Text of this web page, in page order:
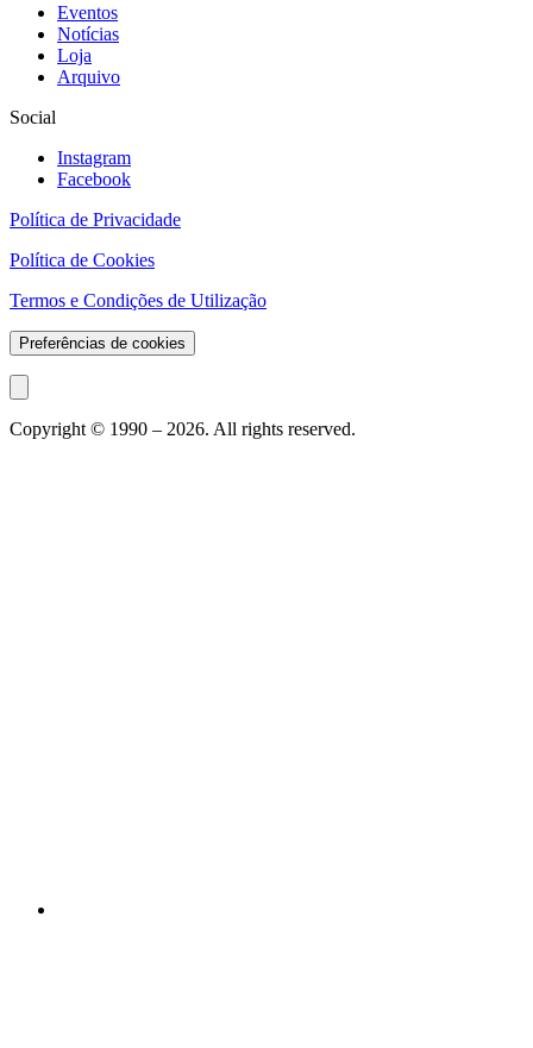
Eventos
Notícias
Loja
Arquivo
Social
Instagram
Facebook
Política de Privacidade
Política de Cookies
Termos e Condições de Utilização
Preferências de cookies
Copyright © 1990 – 2026. All rights reserved.